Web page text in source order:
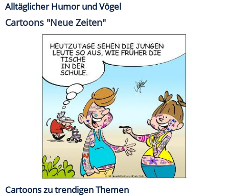
Alltäglicher Humor und Vögel
Cartoons "Neue Zeiten"
Cartoons zu trendigen Themen